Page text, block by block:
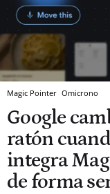
Magic Pointer Omicrono
Google
ratón
integra
de forma